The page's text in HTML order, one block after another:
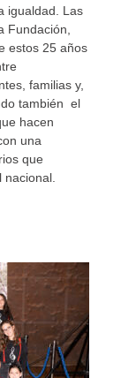
igualdad. Las
Fundación,
estos 25 años
familias y,
también el
hacen
una
que